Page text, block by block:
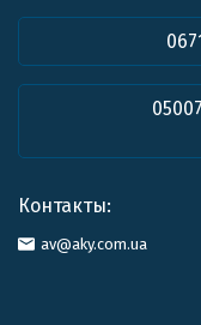
Контакты:
av@aky.com.ua